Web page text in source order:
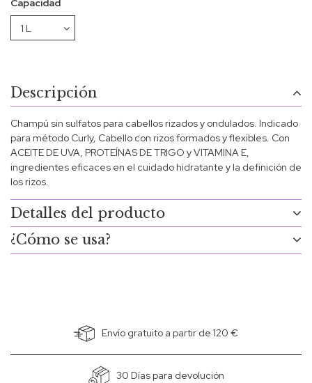
Capacidad
Descripción
Champú sin sulfatos para cabellos rizados y ondulados. Indicado
para método Curly, Cabello con rizos formados y flexibles. Con
ACEITE DE UVA, PROTEÍNAS DE TRIGO y VITAMINA E,
ingredientes eficaces en el cuidado hidratante y la definición de
los rizos.
Detalles del producto
¿Cómo se usa?
Envío gratuito a partir de 120 €
30 Días para devolución